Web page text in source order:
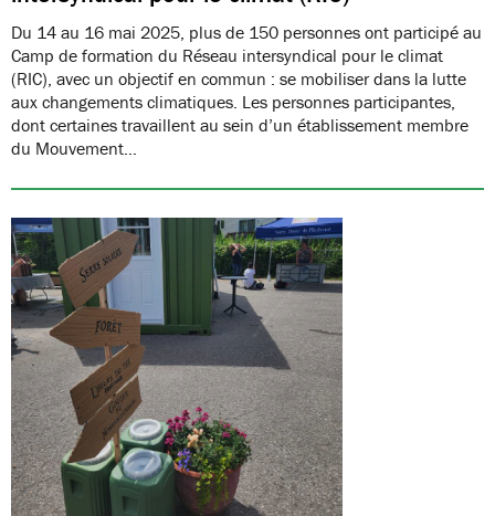
Du 14 au 16 mai 2025, plus de 150 personnes ont participé au
Camp de formation du Réseau intersyndical pour le climat
(RIC), avec un objectif en commun : se mobiliser dans la lutte
aux changements climatiques. Les personnes participantes,
dont certaines travaillent au sein d’un établissement membre
du Mouvement…